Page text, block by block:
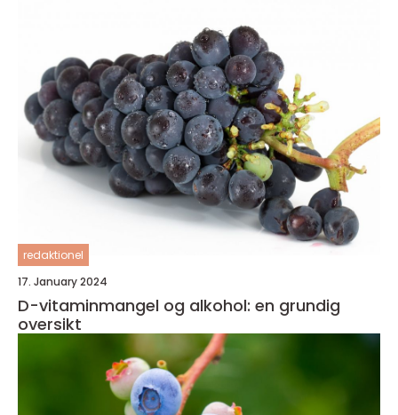
redaktionel
17. January 2024
D-vitaminmangel og alkohol: en grundig
oversikt